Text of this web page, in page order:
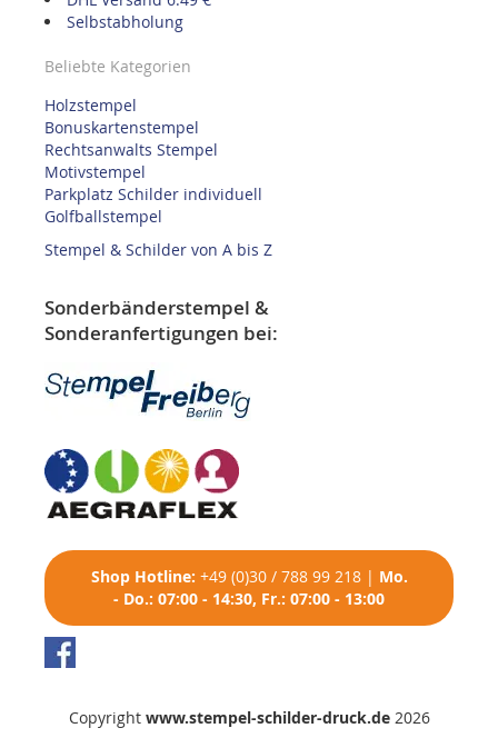
Selbstabholung
Beliebte Kategorien
Holzstempel
Bonuskartenstempel
Rechtsanwalts Stempel
Motivstempel
Parkplatz Schilder individuell
Golfballstempel
Stempel & Schilder von A bis Z
Sonderbänderstempel &
Sonderanfertigungen bei:
Shop Hotline: +49 (0)30 / 788 99 218| Mo.
- Do.: 07:00 - 14:30, Fr.: 07:00 - 13:00
Copyright www.stempel-schilder-druck.de2026